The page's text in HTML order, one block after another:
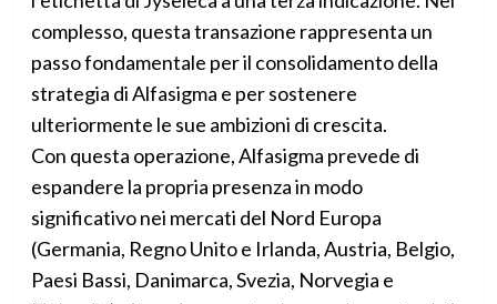
complesso, questa transazione rappresenta un
passo fondamentale per il consolidamento della
strategia di Alfasigma e per sostenere
ulteriormente le sue ambizioni di crescita.
Con questa operazione, Alfasigma prevede di
espandere la propria presenza in modo
significativo nei mercati del Nord Europa
(Germania, Regno Unito e Irlanda, Austria, Belgio,
Paesi Bassi, Danimarca, Svezia, Norvegia e